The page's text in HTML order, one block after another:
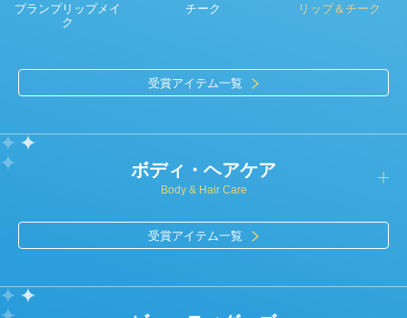
プランプリップメイ
ク
チーク リップ＆チーク
受賞アイテム一覧
ボディ・ヘアケア
Body & Hair Care
受賞アイテム一覧